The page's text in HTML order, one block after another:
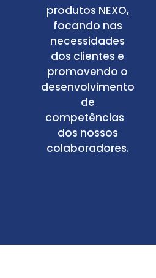
produtos NEXO,
focando nas
necessidades
dos clientes e
promovendo o
desenvolvimento
de
competências
dos nossos
colaboradores.